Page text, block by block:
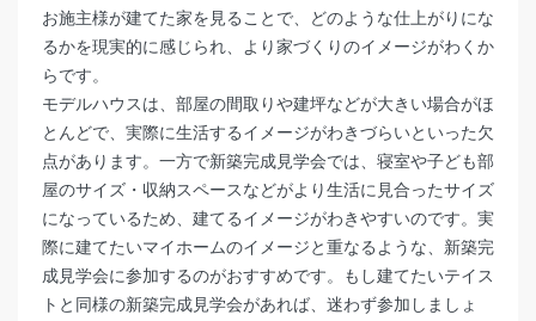
お施主様が建てた家を見ることで、どのような仕上がりにな
るかを現実的に感じられ、より家づくりのイメージがわくか
らです。
モデルハウスは、部屋の間取りや建坪などが大きい場合がほ
とんどで、実際に生活するイメージがわきづらいといった欠
点があります。一方で新築完成見学会では、寝室や子ども部
屋のサイズ・収納スペースなどがより生活に見合ったサイズ
になっているため、建てるイメージがわきやすいのです。実
際に建てたいマイホームのイメージと重なるような、新築完
成見学会に参加するのがおすすめです。もし建てたいテイス
トと同様の新築完成見学会があれば、迷わず参加しましょ